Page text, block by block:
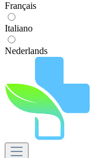
Français
Italiano
Nederlands